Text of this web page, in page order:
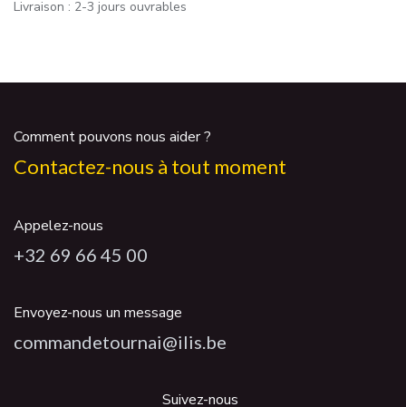
Livraison : 2-3 jours ouvrables
Comment pouvons nous aider ?
Contactez-nous à tout moment
Appelez-nous
+32 69 66 45 00
Envoyez-nous un message
commandetournai@ilis.be
Suivez-nous